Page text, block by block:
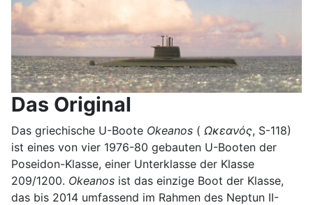
Das Original
Das griechische U-Boote Okeanos ( Ωκεανός, S-118)
ist eines von vier 1976-80 gebauten U-Booten der
Poseidon-Klasse, einer Unterklasse der Klasse
209/1200. Okeanos ist das einzige Boot der Klasse,
das bis 2014 umfassend im Rahmen des Neptun II-